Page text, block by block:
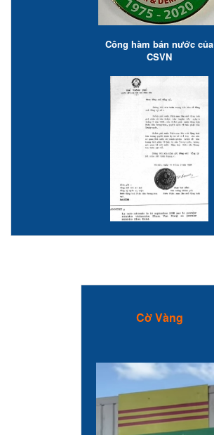
Công hàm bán nước của
CSVN
Cờ Vàng